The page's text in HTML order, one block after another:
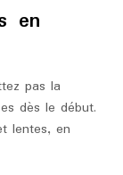
en
pas la
dès le début.
lentes, en